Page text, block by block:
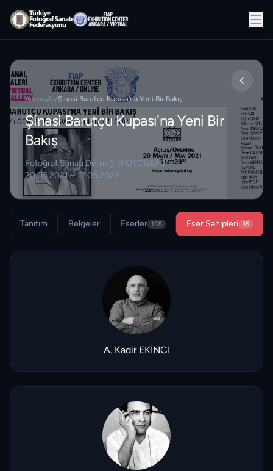
Anasayfa/Şinasi Barutçu Kupası'na Yeni Bir Bakış
Şinasi Barutçu Kupası'na Yeni Bir
Bakış
Fotoğraf Sanatı Derneği (FOTOGEN)
20.05.2021 – 17.05.2022
Tanıtım Belgeler Eserler 105 Eser Sahipleri 35
A. Kadir EKİNCİ